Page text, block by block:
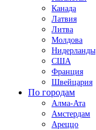
Канада
Латвия
Литва
Молдова
Нидерланды
США
Франция
Швейцария
По городам
Алма-Ата
Амстердам
Ареццо